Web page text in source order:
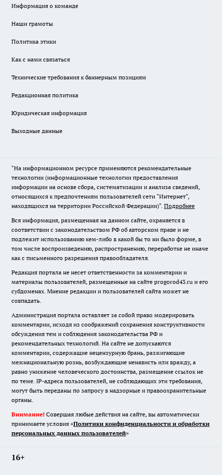
Информация о команде
Наши грамоты
Политика этики
Как с нами связаться
Технические требования к баннерным позициям
Редакционная политика
Юридическая информация
Выходные данные
"На информационном ресурсе применяются рекомендательные
технологии (информационные технологии предоставления
информации на основе сбора, систематизации и анализа сведений,
относящихся к предпочтениям пользователей сети "Интернет",
находящихся на территории Российской Федерации)". Подробнее
Вся информация, размещенная на данном сайте, охраняется в
соответствии с законодательством РФ об авторском праве и не
подлежит использованию кем-либо в какой бы то ни было форме, в
том числе воспроизведению, распространению, переработке не иначе
как с письменного разрешения правообладателя.
Редакция портала не несет ответственности за комментарии и
материалы пользователей, размещенные на сайте progorod43.ru и его
субдоменах. Мнение редакции и пользователей сайта может не
совпадать.
Администрация портала оставляет за собой право модерировать
комментарии, исходя из соображений сохранения конструктивности
обсуждения тем и соблюдения законодательства РФ и
рекомендательных технологий. На сайте не допускаются
комментарии, содержащие нецензурную брань, разжигающие
межнациональную рознь, возбуждающие ненависть или вражду, а
равно унижение человеческого достоинства, размещение ссылок не
по теме. IP-адреса пользователей, не соблюдающих эти требования,
могут быть переданы по запросу в надзорные и правоохранительные
органы.
Внимание! Совершая любые действия на сайте, вы автоматически
принимаете условия «Политики конфиденциальности и обработки
персональных данных пользователей»
16+